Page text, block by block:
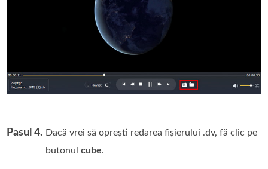
Pasul 4. Dacă vrei să oprești redarea fișierului .dv, fă clic pe
butonulcube.